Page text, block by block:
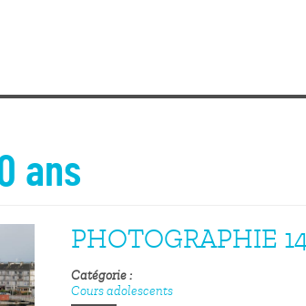
ans
PHOTOGRAPHIE
Catégorie
Cours adolescents